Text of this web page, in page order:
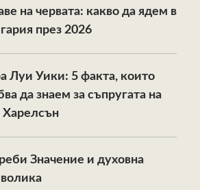
на червата: какво да ядем в
през 2026
Луи Уики: 5 факта, които
да знаем за съпругата на
Харелсън
Значение и духовна